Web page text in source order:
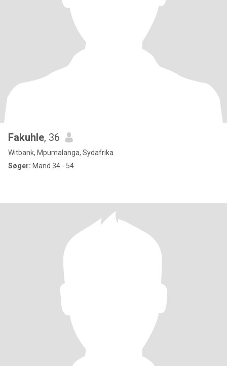
Fakuhle, 36
Witbank, Mpumalanga, Sydafrika
Søger: Mand 34 - 54